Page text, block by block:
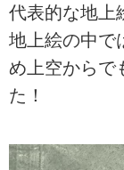
代表的な地上
地上絵の中で
め上空からで
た！